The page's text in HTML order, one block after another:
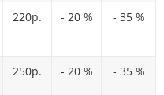
220р. - 20 % - 35 %
250р. - 20 % - 35 %